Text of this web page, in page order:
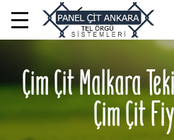
Çim Çit Malkara
Çim Çit